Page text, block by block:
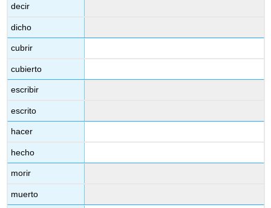
decir
dicho
cubrir
cubierto
escribir
escrito
hacer
hecho
morir
muerto